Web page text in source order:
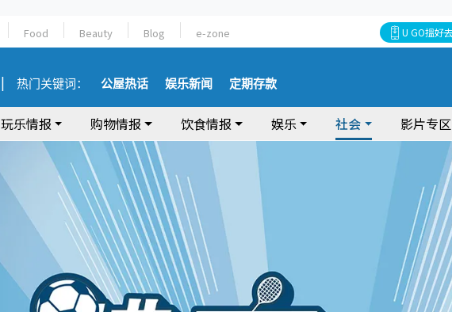
Food Beauty Blog e-zone U GO搵好
热门关键词： 公屋热话 娱乐新闻 定期存款
玩乐情报 购物情报 饮食情报 娱乐 社会 影片专区